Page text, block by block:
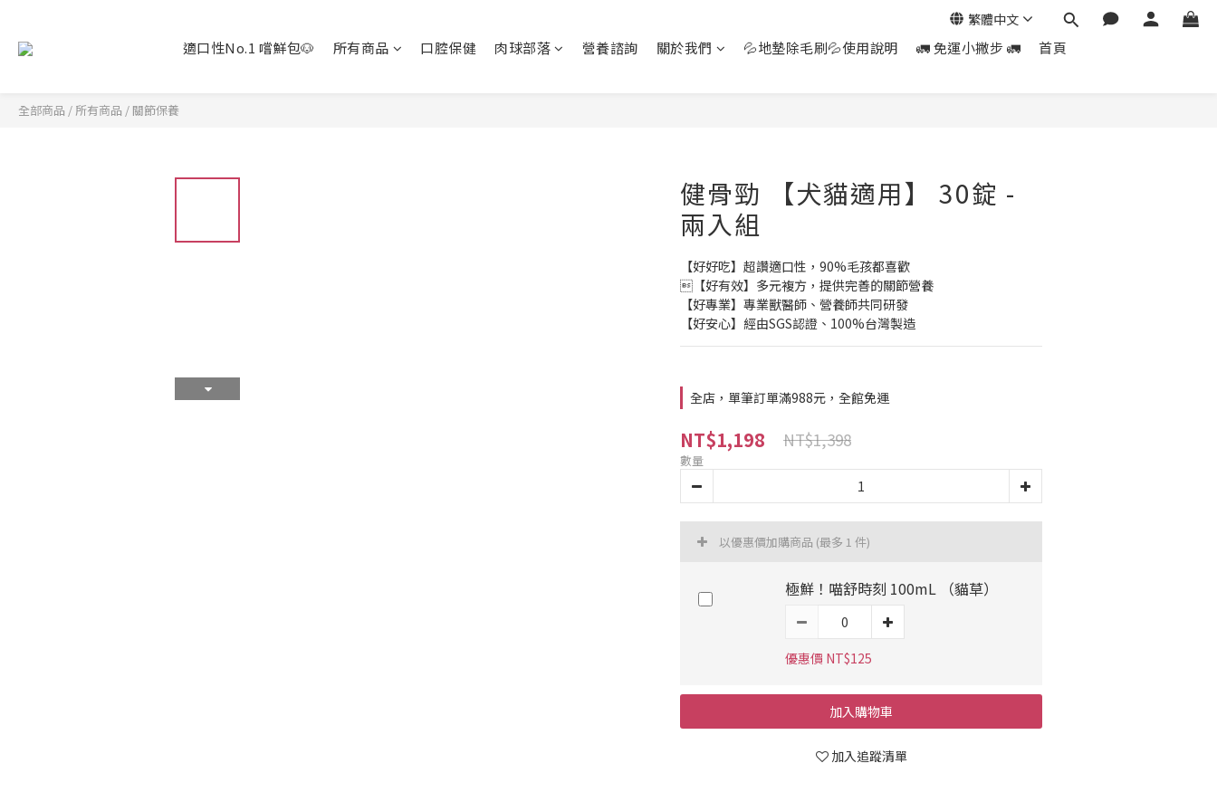
繁體中文
適口性No.1 嚐鮮包🐶 所有商品 口腔保健 肉球部落 營養諮詢 關於我們 💦地墊除毛刷💦使用說明 🚛 免運小撇步 🚛 首頁
全部商品 / 所有商品 / 關節保養
健骨勁 【犬貓適用】 30錠 -
兩入組
【好好吃】超讚適口性，90%毛孩都喜歡
【好有效】多元複方，提供完善的關節營養
【好專業】專業獸醫師、營養師共同研發
【好安心】經由SGS認證、100%台灣製造
全店，單筆訂單滿988元，全館免運
NT$1,198 NT$1,398
數量
以優惠價加購商品 (最多 1 件)
極鮮！喵舒時刻 100mL （貓草）
優惠價 NT$125
加入購物車
加入追蹤清單